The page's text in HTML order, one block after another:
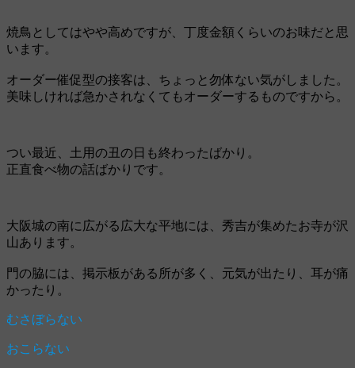
焼鳥としてはやや高めですが、丁度金額くらいのお味だと思
います。
オーダー催促型の接客は、ちょっと勿体ない気がしました。
美味しければ急かされなくてもオーダーするものですから。
つい最近、土用の丑の日も終わったばかり。
正直食べ物の話ばかりです。
大阪城の南に広がる広大な平地には、秀吉が集めたお寺が沢
山あります。
門の脇には、掲示板がある所が多く、元気が出たり、耳が痛
かったり。
むさぼらない
おこらない